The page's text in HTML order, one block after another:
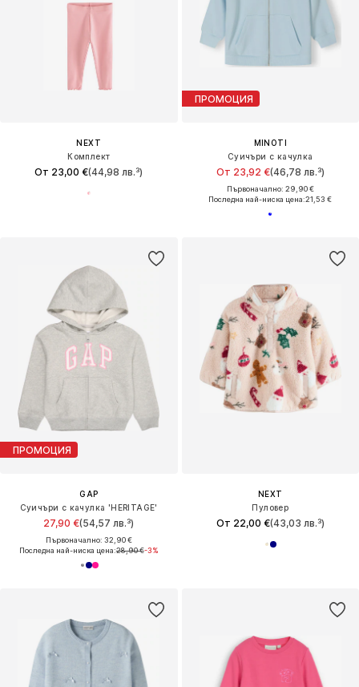
NEXT
Комплект
От 23,00 €(44,98 лв.³)
ПРОМОЦИЯ
MINOTI
Суичъри с качулка
От 23,92 €(46,78 лв.³)
Първоначално: 29,90 €
Последна най-ниска цена:21,53 €
ПРОМОЦИЯ
GAP
Суичъри с качулка 'HERITAGE'
27,90 €(54,57 лв.³)
Първоначално: 32,90 €
Последна най-ниска цена:28,90 €-3%
NEXT
Пуловер
От 22,00 €(43,03 лв.³)